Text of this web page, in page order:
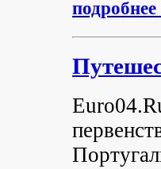
подробнее